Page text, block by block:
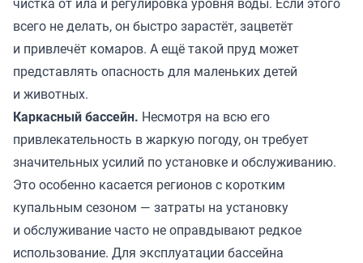
чистка от ила и регулировка уровня воды. Если этого
всего не делать, он быстро зарастёт, зацветёт
и привлечёт комаров. А ещё такой пруд может
представлять опасность для маленьких детей
и животных.
Каркасный бассейн. Несмотря на всю его
привлекательность в жаркую погоду, он требует
значительных усилий по установке и обслуживанию.
Это особенно касается регионов с коротким
купальным сезоном — затраты на установку
и обслуживание часто не оправдывают редкое
использование. Для эксплуатации бассейна